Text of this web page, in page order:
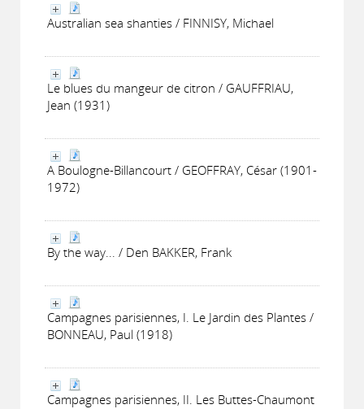
Australian sea shanties / FINNISY, Michael
Le blues du mangeur de citron / GAUFFRIAU,
Jean (1931)
A Boulogne-Billancourt / GEOFFRAY, César (1901-
1972)
By the way... / Den BAKKER, Frank
Campagnes parisiennes, I. Le Jardin des Plantes /
BONNEAU, Paul (1918)
Campagnes parisiennes, II. Les Buttes-Chaumont